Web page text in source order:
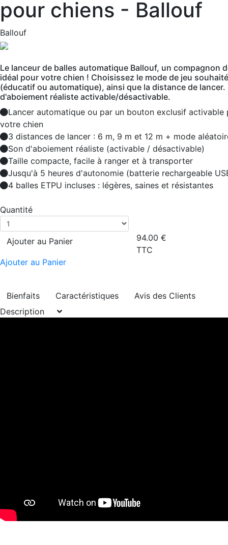
pour chiens - Ballouf
Ballouf
Le lanceur de balles automatique Ballouf, un compagnon
idéal pour votre chien ! Choisissez le mode de jeu souhaité
(éducatif ou automatique), ainsi que la distance de lancer.
d'aboiement réaliste activable/désactivable.
Lancer automatique ou par un bouton exclusif activable
votre chien
3 distances de lancer : 6 m, 9 m et 12 m + mode
Son d'aboiement réaliste (activable / désactivable)
Taille compacte, facile à ranger et à transporter
Jusqu'à 5 heures d'autonomie (batterie rechargeable
4 balles ETPU incluses : légères, saines et résistantes
Quantité
Ajouter au Panier
Ajouter au Panier
94.00 €
TTC
Bienfaits Caractéristiques
Avis des Clients
Description